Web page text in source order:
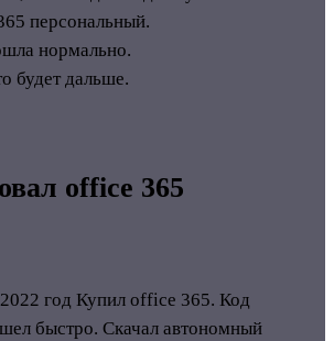
персональный.
нормально.
будет дальше.
office 365
год Купил office 365. Код
быстро. Скачал автономный